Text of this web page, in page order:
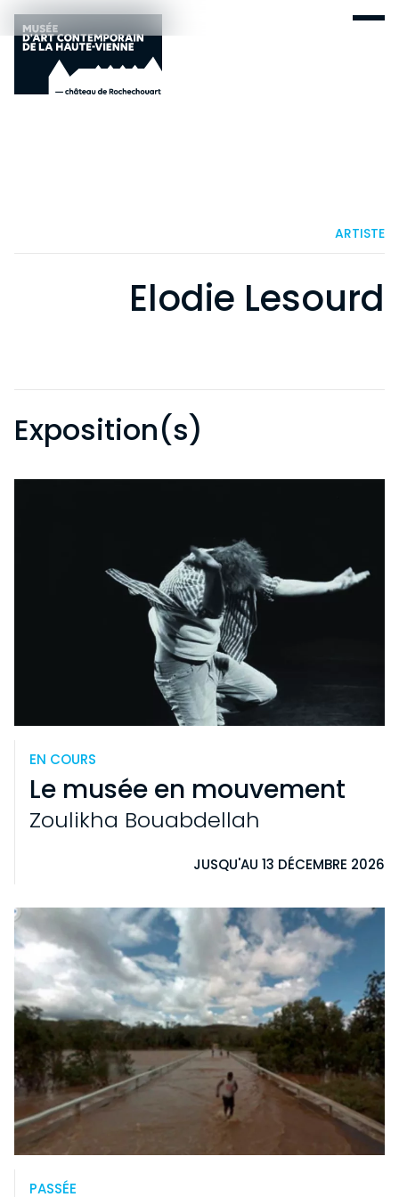
ARTISTE
Elodie Lesourd
Exposition(s)
EN COURS
Le musée en mouvement
Zoulikha Bouabdellah
JUSQU'AU 13 DÉCEMBRE 2026
PASSÉE